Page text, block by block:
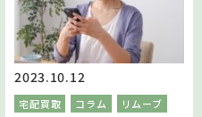
2023.10.12
宅配買取 コラム リムーブ